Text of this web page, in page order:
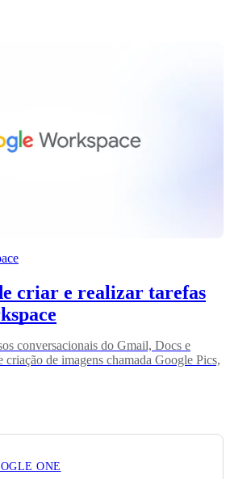
criar e realizar tarefas
conversacionais do Gmail, Docs e
criação de imagens chamada Google Pics,
ONE